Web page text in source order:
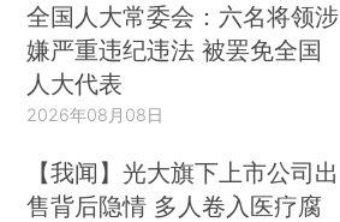
全国人大常委会：六名将领涉
嫌严重违纪违法 被罢免全国
人大代表
2026年08月08日
【我闻】光大旗下上市公司出
售背后隐情 多人卷入医疗腐